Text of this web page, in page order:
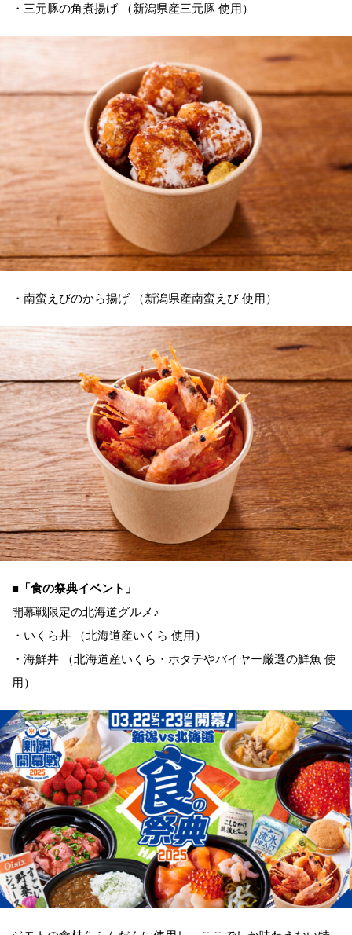
・三元豚の角煮揚げ （新潟県産三元豚 使用）
・南蛮えびのから揚げ （新潟県産南蛮えび 使用）
■「食の祭典イベント」
開幕戦限定の北海道グルメ♪
・いくら丼 （北海道産いくら 使用）
・海鮮丼 （北海道産いくら・ホタテやバイヤー厳選の鮮魚 使
用）